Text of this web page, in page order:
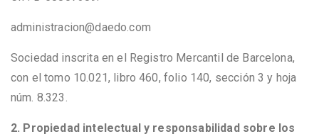
administracion@daedo.com
Sociedad inscrita en el Registro Mercantil de Barcelona,
con el tomo 10.021, libro 460, folio 140, sección 3 y hoja
núm. 8.323.
2. Propiedad intelectual y responsabilidad sobre los